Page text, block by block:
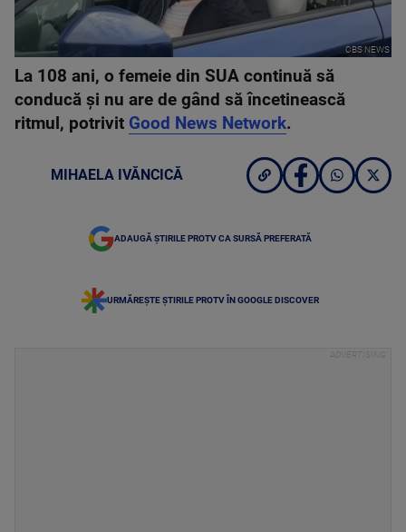
CBS NEWS
La 108 ani, o femeie din SUA continuă să
conducă și nu are de gând să încetinească
ritmul, potrivit Good News Network.
MIHAELA IVĂNCICĂ
ADAUGĂ ȘTIRILE PROTV CA SURSĂ PREFERATĂ
URMĂREȘTE ȘTIRILE PROTV ÎN GOOGLE DISCOVER